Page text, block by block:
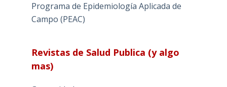
Programa de Epidemiología Aplicada de
Campo (PEAC)
Revistas de Salud Publica (y algo
mas)